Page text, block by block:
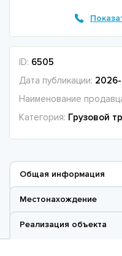
ID: 6505
Дата публикации:
Наименование
Категория: Грузовой
Общая информация
Местонахождение
Реализация объекта